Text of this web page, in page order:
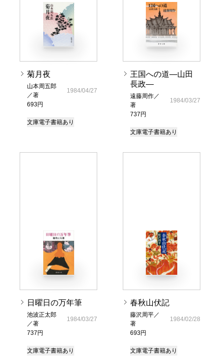
菊月夜
山本周五郎
／著
693円
1984/04/27
文庫電子書籍あり
王国への道―山田
長政―
遠藤周作／
著
737円
1984/03/27
文庫電子書籍あり
日曜日の万年筆
池波正太郎
／著
737円
1984/03/27
文庫電子書籍あり
春秋山伏記
藤沢周平／
著
693円
1984/02/28
文庫電子書籍あり